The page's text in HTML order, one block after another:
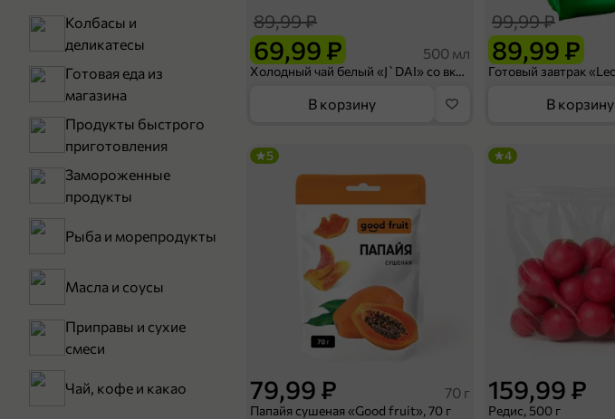
Колбасы и
деликатесы
Готовая еда из
магазина
Продукты быстрого
приготовления
Замороженные
продукты
Рыба и морепродукты
Масла и соусы
Приправы и сухие
смеси
Чай, кофе и какао
69,99 ₽
89,99 ₽
500 мл
Холодный чай белый «J`DAI» со вкусом белого персика, 500 мл
В корзину
89,99 ₽
99,99 ₽
В корзину
79,99 ₽ 70 г
Папайя сушеная «Good fruit», 70 г
5
159,99 ₽
Редис, 500 г
4